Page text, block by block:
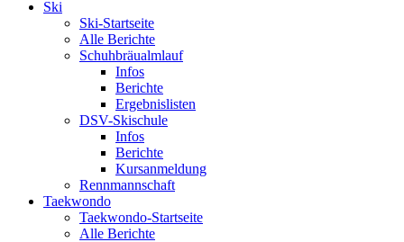
Ski
Ski-Startseite
Alle Berichte
Schuhbräualmlauf
Infos
Berichte
Ergebnislisten
DSV-Skischule
Infos
Berichte
Kursanmeldung
Rennmannschaft
Taekwondo
Taekwondo-Startseite
Alle Berichte